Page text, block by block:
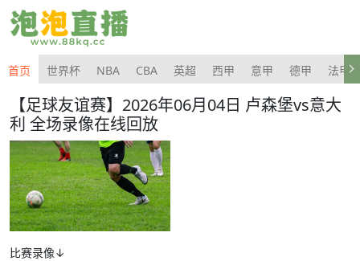
首页 世界杯 NBA CBA 英超 西甲 意甲 德甲 法甲
【足球友谊赛】2026年06月04日 卢森堡vs意大
利 全场录像在线回放
比赛录像↓